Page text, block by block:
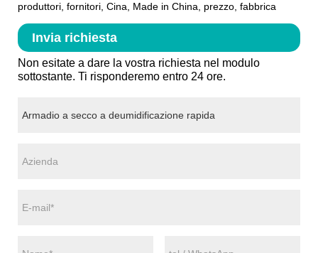
produttori, fornitori, Cina, Made in China, prezzo, fabbrica
Invia richiesta
Non esitate a dare la vostra richiesta nel modulo
sottostante. Ti risponderemo entro 24 ore.